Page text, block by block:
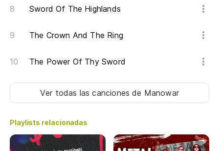
Sword Of The Highlands
The Crown And The Ring
The Power Of Thy Sword
Ver todas las cancionesde Manowar
Playlists relacionadas